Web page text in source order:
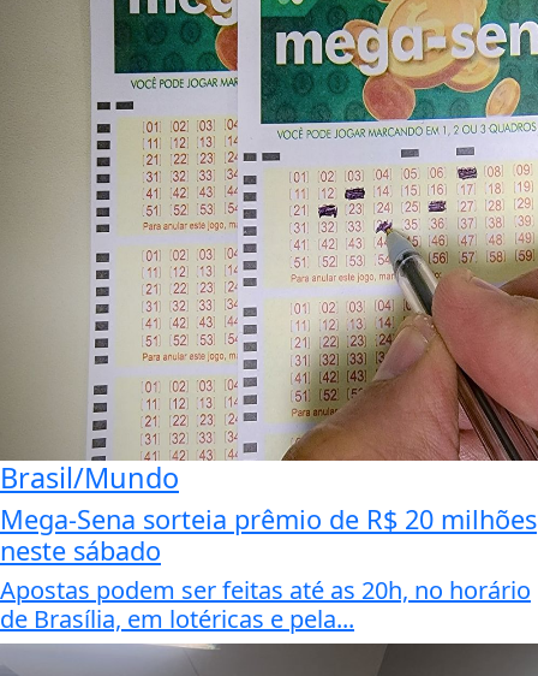
Brasil/Mundo
Mega-Sena sorteia prêmio de R$ 20 milhões
neste sábado
Apostas podem ser feitas até as 20h, no horário
de Brasília, em lotéricas e pela...